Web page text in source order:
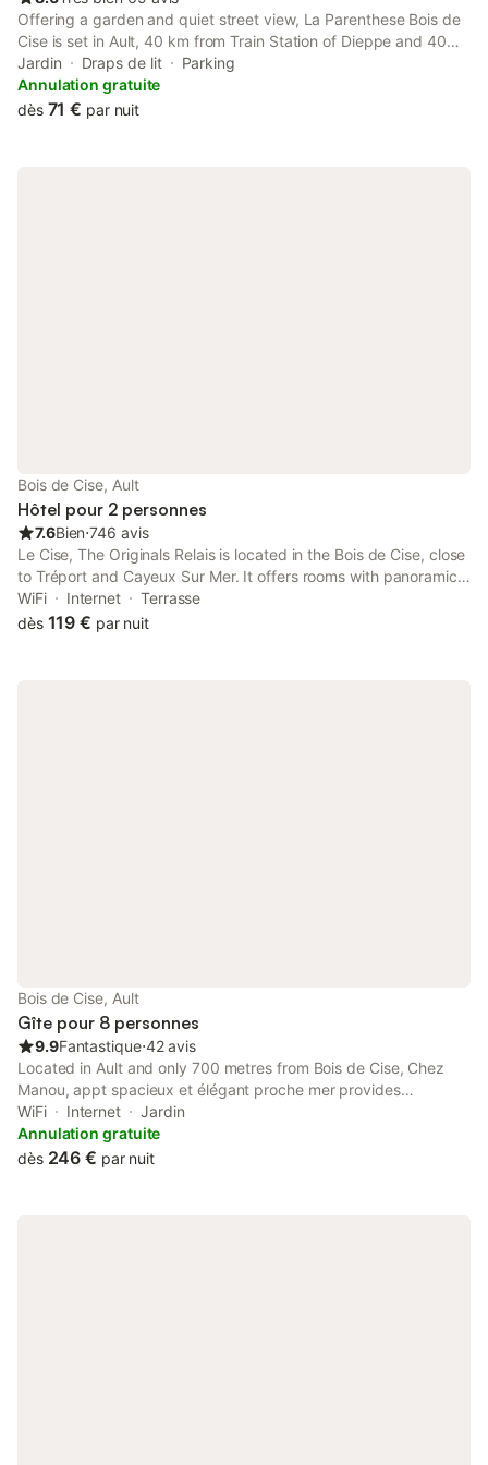
Offering a garden and quiet street view, La Parenthese Bois de
Cise is set in Ault, 40 km from Train Station of Dieppe and 40
km from Dieppe Casino. The 2-star apartment features garden
views and is 1.1 km from Bois de Cise.
Jardin Draps de lit
Parking
Annulation gratuite
dès 71 € par nuit
Bois de Cise, Ault
Hôtel pour 2 personnes
7.6Bien⋅746 avis
Le Cise, The Originals Relais is located in the Bois de Cise, close
to Tréport and Cayeux Sur Mer. It offers rooms with panoramic
views of the Bay du Somme and free access to the sauna and
hot tub in the spa.
WiFi Internet
Terrasse
dès 119 € par nuit
Bois de Cise, Ault
Gîte pour 8 personnes
9.9Fantastique⋅42 avis
Located in Ault and only 700 metres from Bois de Cise, Chez
Manou, appt spacieux et élégant proche mer provides
accommodation with garden views, free WiFi and free private
parking.
WiFi Internet
Jardin
Annulation gratuite
dès 246 € par nuit